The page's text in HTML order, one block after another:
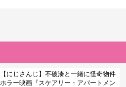
【にじさんじ】不破湊と一緒に怪奇物件
ホラー映画『スケアリー・アパートメン